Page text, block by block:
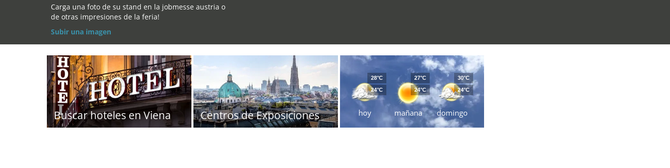
Carga una foto de su stand en la jobmesse austria o
de otras impresiones de la feria!
Subir una imagen
Buscar hoteles en Viena Centros de Exposiciones hoy
28°C
24°C
mañana
27°C
24°C
domingo
30°C
24°C